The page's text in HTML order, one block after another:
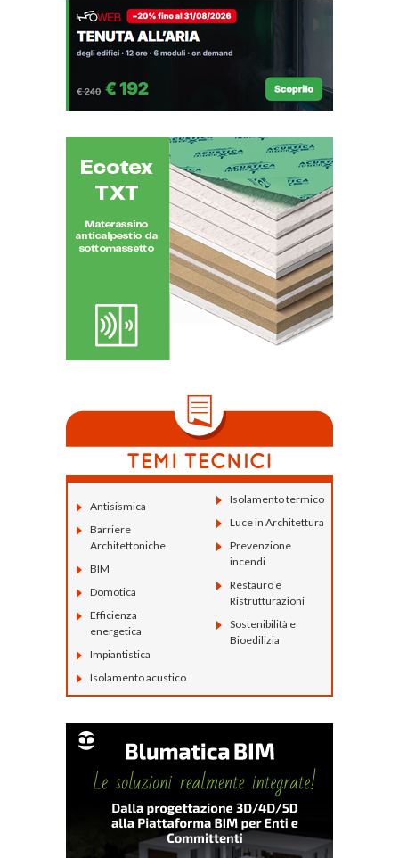
Antisismica
Barriere
Architettoniche
BIM
Domotica
Efficienza
energetica
Impiantistica
Isolamento acustico
Isolamento termico
Luce in Architettura
Prevenzione
incendi
Restauro e
Ristrutturazioni
Sostenibilità e
Bioedilizia